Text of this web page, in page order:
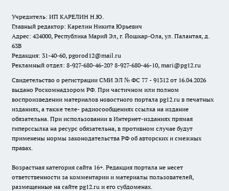
Учредитель: ИП КАРЕЛИН Н.Ю.
Главный редактор: Карелин Никита Юрьевич
Адрес: 424000, Республика Марий Эл, г. Йошкар-Ола, ул. Палантая, д.
63В
Редакция: 31-40-60, pgorod12@mail.ru
Рекламный отдел: 8-927-680-46-20? 8-927-680-46-10, mari@pg12.ru
Свидетельство о регистрации СМИ ЭЛ № ФС 77 - 91312 от 16.04.2026
выдано Роскомнадзором РФ. При частичном или полном
воспроизведении материалов новостного портала pg12.ru в печатных
изданиях, а также теле- радиосообщениях ссылка на издание
обязательна. При использовании в Интернет-изданиях прямая
гиперссылка на ресурс обязательна, в противном случае будут
применены нормы законодательства РФ об авторских и смежных
правах.
Возрастная категория сайта 16+. Редакция портала не несет
ответственности за комментарии и материалы пользователей,
размещенные на сайте pg12.ru и его субдоменах.